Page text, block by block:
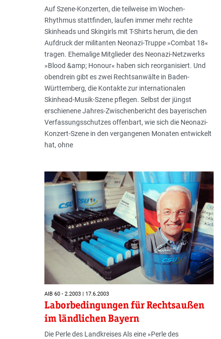
Auf Szene-Konzerten, die teilweise im Wochen-
Rhythmus stattfinden, laufen immer mehr rechte
Skinheads und Skingirls mit T-Shirts herum, die den
Aufdruck der militanten Neonazi-Truppe »Combat 18«
tragen. Ehemalige Mitglieder des Neonazi-Netzwerks
»Blood &amp; Honour« haben sich reorganisiert. Und
obendrein gibt es zwei Rechtsanwälte in Baden-
Württemberg, die Kontakte zur internationalen
Skinhead-Musik-Szene pflegen. Selbst der jüngst
erschienene Jahres-Zwischenbericht des bayerischen
Verfassungsschutzes offenbart, wie sich die Neonazi-
Konzert-Szene in den vergangenen Monaten entwickelt
hat, ohne
AIB 60 - 2.2003 | 17.6.2003
Laborbedingungen für Rechtsaußen
im ländlichen Bayern
Die Perle des Landkreises Als eine »Perle des